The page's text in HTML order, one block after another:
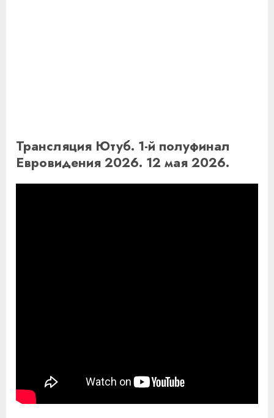
Трансляция Ютуб. 1-й полуфинал
Евровидения 2026. 12 мая 2026.